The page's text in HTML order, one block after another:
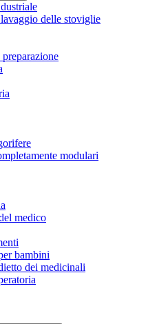
delle stoviglie
modulari
medico
bambini
dei medicinali